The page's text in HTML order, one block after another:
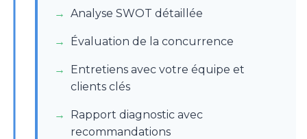
Analyse SWOT détaillée
Évaluation de la concurrence
Entretiens avec votre équipe et
clients clés
Rapport diagnostic avec
recommandations